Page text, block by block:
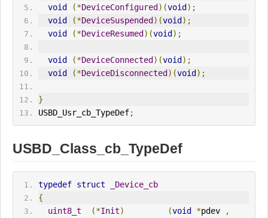
void
(*DeviceConfigured )(void );
void
(*DeviceSuspended )(void );
void
(*DeviceResumed )(void );
void (*DeviceConnected )(void );
void
(*DeviceDisconnected )(void );
}
USBD_Usr_cb_TypeDef;
USBD_Class_cb_TypeDef
typedef struct
_Device_cb
{
uint8_t
(*Init) (void *pdev
,